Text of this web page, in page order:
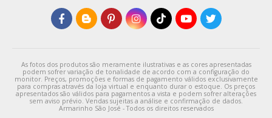
As fotos dos produtos são meramente ilustrativas e as cores apresentadas
podem sofrer variação de tonalidade de acordo com a configuração do
monitor. Preços, promoções e formas de pagamento válidos exclusivamente
para compras através da loja virtual e enquanto durar o estoque. Os preços
apresentados são válidos para pagamentos a vista e podem sofrer alterações
sem aviso prévio. Vendas sujeitas a análise e confirmação de dados.
Armarinho São José - Todos os direitos reservados